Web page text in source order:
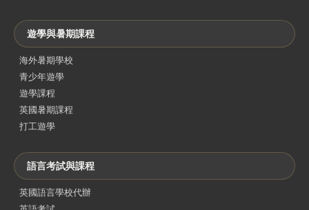
遊學與暑期課程
海外暑期學校
青少年遊學
遊學課程
英國暑期課程
打工遊學
語言考試與課程
英國語言學校代辦